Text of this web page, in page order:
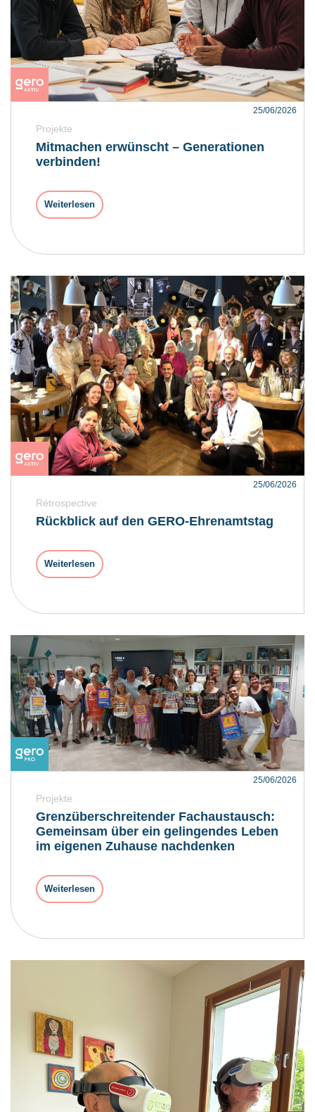
25/06/2026
Projekte
Mitmachen erwünscht – Generationen
verbinden!
Weiterlesen
25/06/2026
Rétrospective
Rückblick auf den GERO-Ehrenamtstag
Weiterlesen
25/06/2026
Projekte
Grenzüberschreitender Fachaustausch:
Gemeinsam über ein gelingendes Leben
im eigenen Zuhause nachdenken
Weiterlesen